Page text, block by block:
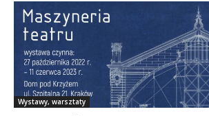
Wystawy, warsztaty